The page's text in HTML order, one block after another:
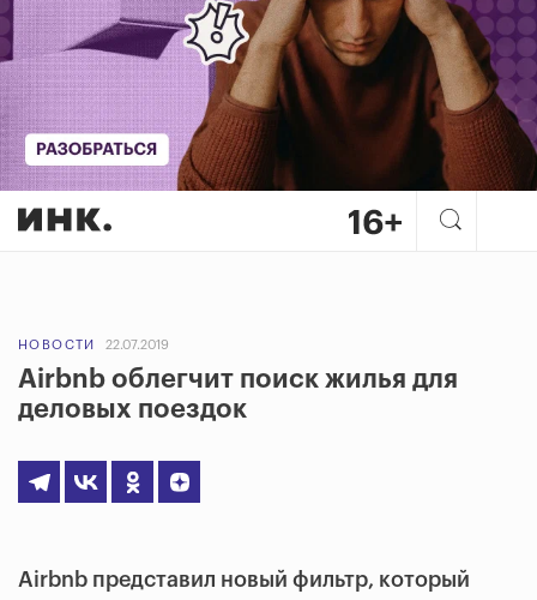
НОВОСТИ 22.07.2019
Airbnb облегчит поиск жилья для
деловых поездок
Airbnb представил новый фильтр, который